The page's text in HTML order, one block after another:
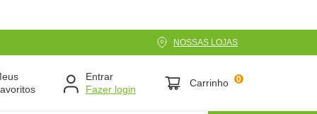
NOSSAS LOJAS
Entrar
Carrinho 0